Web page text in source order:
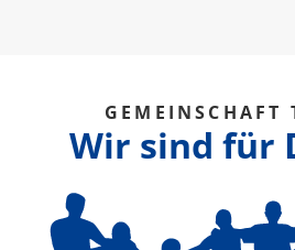
GEMEINSCHAFT
Wir sind für